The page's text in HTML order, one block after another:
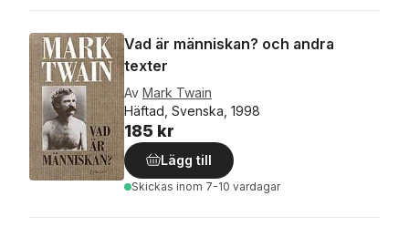
Vad är människan? och andra
texter
Av Mark Twain
Häftad, Svenska, 1998
185 kr
Lägg till
Skickas inom 7-10 vardagar